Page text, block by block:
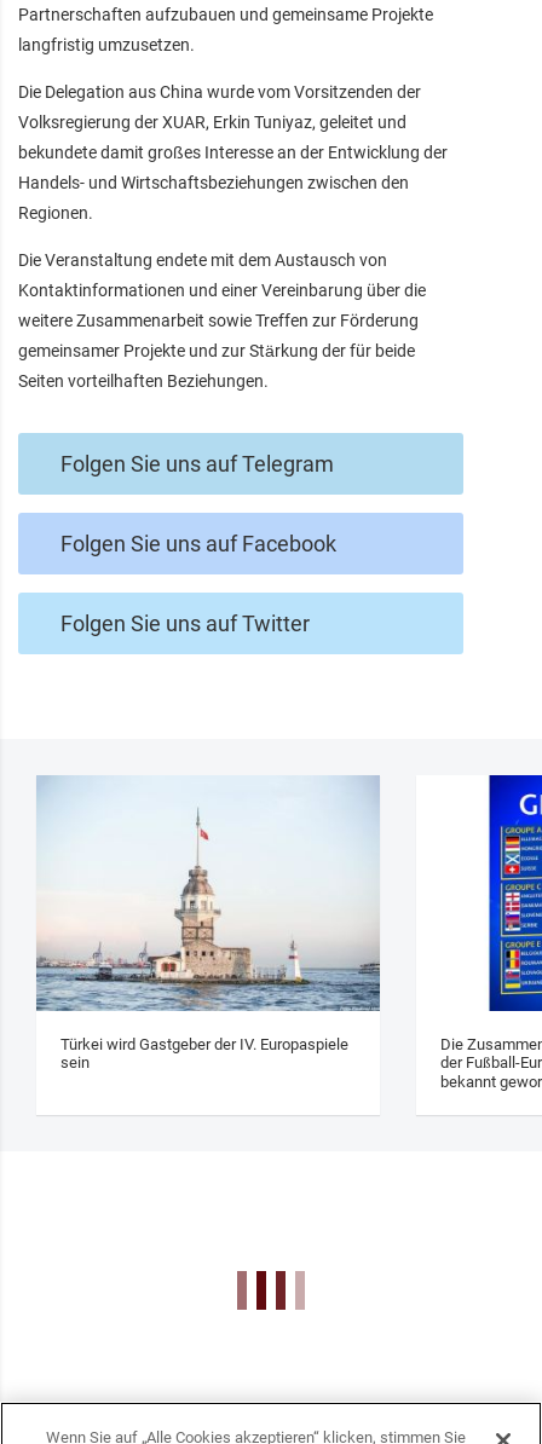
Partnerschaften aufzubauen und gemeinsame Projekte
langfristig umzusetzen.
Die Delegation aus China wurde vom Vorsitzenden der
Volksregierung der XUAR, Erkin Tuniyaz, geleitet und
bekundete damit großes Interesse an der Entwicklung der
Handels- und Wirtschaftsbeziehungen zwischen den
Regionen.
Die Veranstaltung endete mit dem Austausch von
Kontaktinformationen und einer Vereinbarung über die
weitere Zusammenarbeit sowie Treffen zur Förderung
gemeinsamer Projekte und zur Stärkung der für beide
Seiten vorteilhaften Beziehungen.
Folgen Sie uns auf Telegram
Folgen Sie uns auf Facebook
Folgen Sie uns auf Twitter
Türkei wird Gastgeber der IV. Europaspiele
sein
Die
der Fußball-
bekannt
Wenn Sie auf „Alle Cookies akzeptieren“ klicken, stimmen Sie